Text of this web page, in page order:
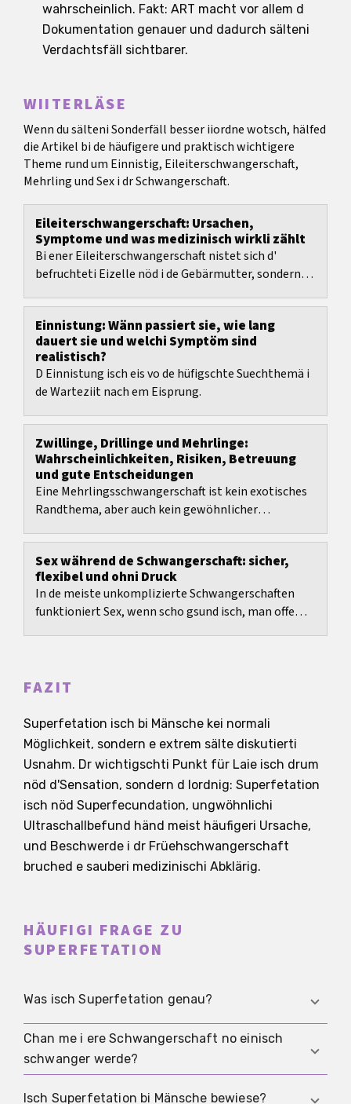
wahrscheinlich. Fakt: ART macht vor allem d
Dokumentation genauer und dadurch sälteni
Verdachtsfäll sichtbarer.
WIITERLÄSE
Wenn du sälteni Sonderfäll besser iiordne wotsch, hälfed
die Artikel bi de häufigere und praktisch wichtigere
Theme rund um Einnistig, Eileiterschwangerschaft,
Mehrling und Sex i dr Schwangerschaft.
Eileiterschwangerschaft: Ursachen,
Symptome und was medizinisch wirkli zählt
Bi ener Eileiterschwangerschaft nistet sich d'
befruchteti Eizelle nöd i de Gebärmutter, sondern
Einnistung: Wänn passiert sie, wie lang
dauert sie und welchi Symptöm sind
realistisch?
D Einnistung isch eis vo de hüfigschte Suechthemä i
de Warteziit nach em Eisprung.
Zwillinge, Drillinge und Mehrlinge:
Wahrscheinlichkeiten, Risiken, Betreuung
und gute Entscheidungen
Eine Mehrlingsschwangerschaft ist kein exotisches
Randthema, aber auch kein gewöhnlicher
Sex während de Schwangerschaft: sicher,
flexibel und ohni Druck
In de meiste unkomplizierte Schwangerschaften
funktioniert Sex, wenn scho gsund isch, man offe
FAZIT
Superfetation isch bi Mänsche kei normali
Möglichkeit, sondern e extrem sälte diskutierti
Usnahm. Dr wichtigschti Punkt für Laie isch drum
nöd d'Sensation, sondern d Iordnig: Superfetation
isch nöd Superfecundation, ungwöhnlichi
Ultraschallbefund händ meist häufigeri Ursache,
und Beschwerde i dr Früehschwangerschaft
bruched e sauberi medizinischi Abklärig.
HÄUFIGI FRAGE ZU
SUPERFETATION
Was isch Superfetation genau?
Superfetation bedeutet, dass nach Beginn ere
bestehende Schwangerschaft no einisch es
Chan me i ere Schwangerschaft no einisch
schwanger werde?
Theoretisch wird das als Superfetation
Isch Superfetation bi Mänsche bewiese?